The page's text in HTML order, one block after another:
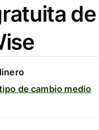
de
de cambio medio